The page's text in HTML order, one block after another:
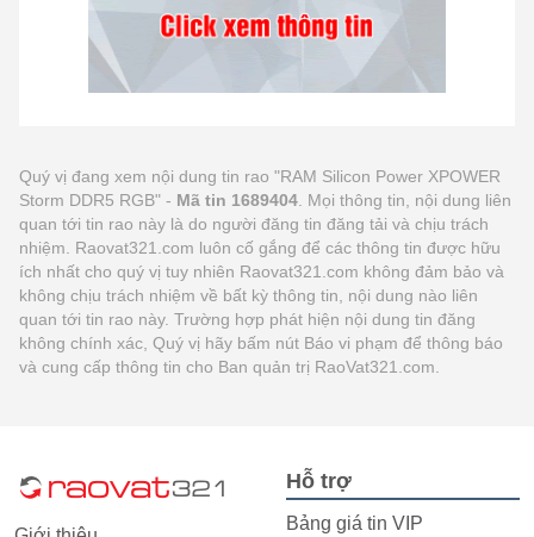
Quý vị đang xem nội dung tin rao "RAM Silicon Power XPOWER
Storm DDR5 RGB" - Mã tin 1689404 . Mọi thông tin, nội dung liên
quan tới tin rao này là do người đăng tin đăng tải và chịu trách
nhiệm. Raovat321.com luôn cố gắng để các thông tin được hữu
ích nhất cho quý vị tuy nhiên Raovat321.com không đảm bảo và
không chịu trách nhiệm về bất kỳ thông tin, nội dung nào liên
quan tới tin rao này. Trường hợp phát hiện nội dung tin đăng
không chính xác, Quý vị hãy bấm nút Báo vi phạm để thông báo
và cung cấp thông tin cho Ban quản trị RaoVat321.com.
Hỗ trợ
Bảng giá tin VIP